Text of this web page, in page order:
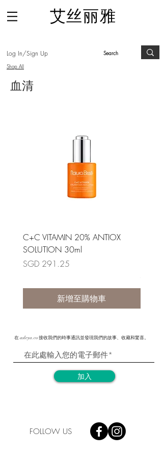
​艾丝丽雅
Log In/Sign Up
Shop All
血清
C+C VITAMIN 20% ANTIOX
SOLUTION 30ml
價格
SGD 291.25
新增至購物車
在 asleya.co 接收我們的時事通訊並發現我們的故事、收藏和驚喜。
加入
FOLLOW US